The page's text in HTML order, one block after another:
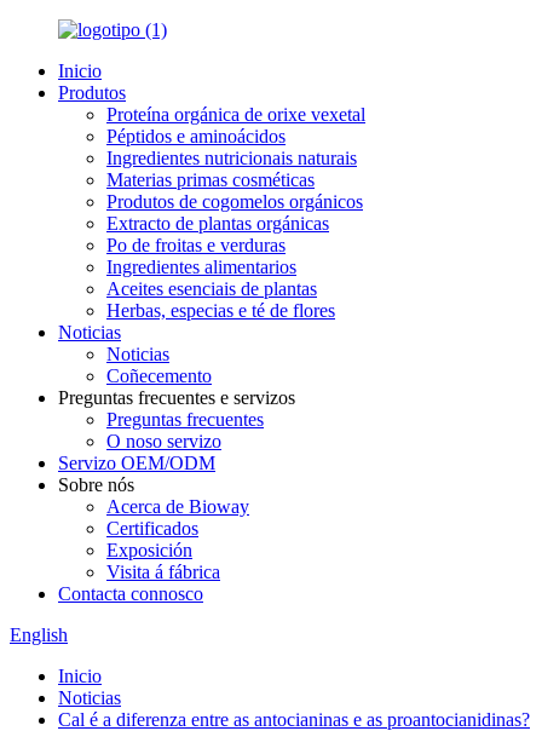
Inicio
Produtos
Proteína orgánica de orixe vexetal
Péptidos e aminoácidos
Ingredientes nutricionais naturais
Materias primas cosméticas
Produtos de cogomelos orgánicos
Extracto de plantas orgánicas
Po de froitas e verduras
Ingredientes alimentarios
Aceites esenciais de plantas
Herbas, especias e té de flores
Noticias
Noticias
Coñecemento
Preguntas frecuentes e servizos
Preguntas frecuentes
O noso servizo
Servizo OEM/ODM
Sobre nós
Acerca de Bioway
Certificados
Exposición
Visita á fábrica
Contacta connosco
English
Inicio
Noticias
Cal é a diferenza entre as antocianinas e as proantocianidinas?